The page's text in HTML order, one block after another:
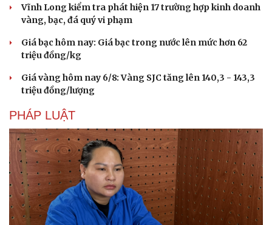
Vĩnh Long kiểm tra phát hiện 17 trường hợp kinh doanh
vàng, bạc, đá quý vi phạm
Giá bạc hôm nay: Giá bạc trong nước lên mức hơn 62
triệu đồng/kg
Giá vàng hôm nay 6/8: Vàng SJC tăng lên 140,3 - 143,3
triệu đồng/lượng
PHÁP LUẬT